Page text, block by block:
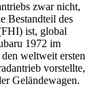
zwar nicht,
Bestandteil des
ist, global
1972 im
weltweit ersten
vorstellte,
Geländewagen.